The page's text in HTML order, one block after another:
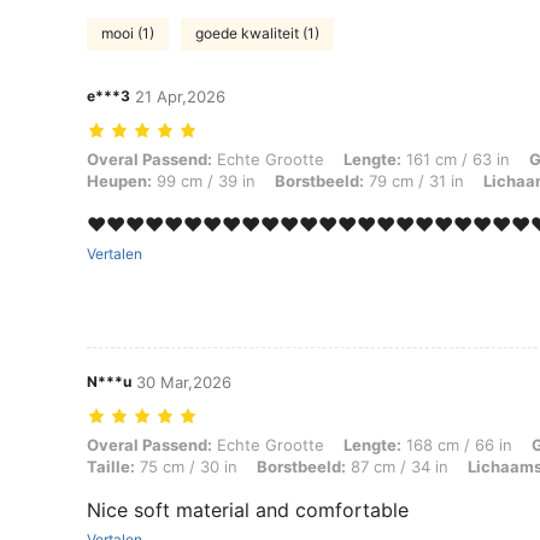
mooi (1) goede kwaliteit (1)
e***3 21 Apr,2026
Overal Passend: Echte Grootte, Lengte: 161 cm / 63 in, Gewicht:
Overal Passend: Echte Grootte Lengte: 161 cm / 63 in
Heupen: 99 cm / 39 in Borstbeeld: 79 cm / 31 in
Vertalen
N***u 30 Mar,2026
Overal Passend: Echte Grootte, Lengte: 168 cm / 66 in, Gewicht:
Overal Passend: Echte Grootte Lengte: 168 cm / 66 in
Taille: 75 cm / 30 in Borstbeeld: 87 cm / 34 in
Nice soft material and comfortable